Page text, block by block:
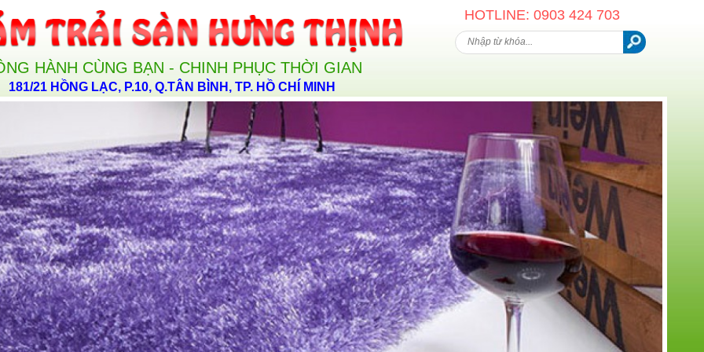
HÀNH CÙNG BẠN - CHINH PHỤC THỜI GIAN
181/21 HỒNG LẠC, P.10, Q.TÂN BÌNH, TP. HỒ CHÍ MINH
HOTLINE: 0903 424 703